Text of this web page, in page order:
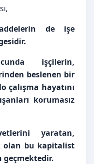
de işe
işçilerin,
beslenen bir
çalışma hayatını
korumasız
yaratan,
olan bu kapitalist
geçmektedir.